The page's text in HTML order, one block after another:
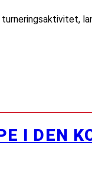
I DEN